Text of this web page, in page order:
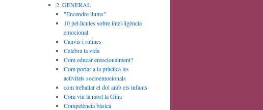
2. GENERAL
"Encendre llums"
10 pel·lícules sobre intel·ligència
emocional
Canvis i rutines
Celebra la vida
Com educar emocionalment?
Com portar a la pràctica les
activitats socioemocionals
com treballar el dol amb els infants
Com viu la mort la Gina
Competència bàsica